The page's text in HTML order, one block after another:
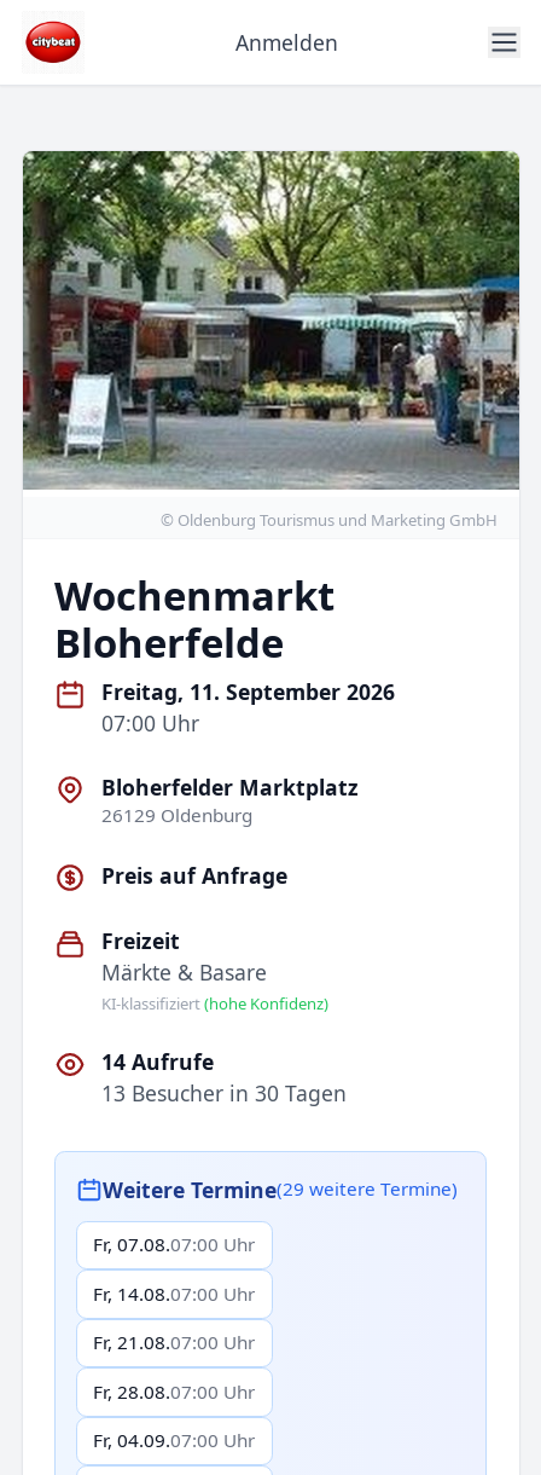
Anmelden
© Oldenburg Tourismus und Marketing GmbH
Wochenmarkt
Bloherfelde
Freitag, 11. September 2026
07:00 Uhr
Bloherfelder Marktplatz
26129 Oldenburg
Preis auf Anfrage
Freizeit
Märkte & Basare
KI-klassifiziert(hohe Konfidenz)
14 Aufrufe
13 Besucher in 30 Tagen
Weitere Termine(29 weitere Termine)
Fr, 07.08.07:00 Uhr
Fr, 14.08.07:00 Uhr
Fr, 21.08.07:00 Uhr
Fr, 28.08.07:00 Uhr
Fr, 04.09.07:00 Uhr